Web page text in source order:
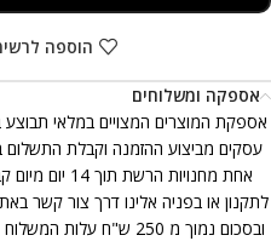
הוספה
אספקה ומשלוחים
עסקים מביצוע ההזמנה וקבלת
אחת מחנויות